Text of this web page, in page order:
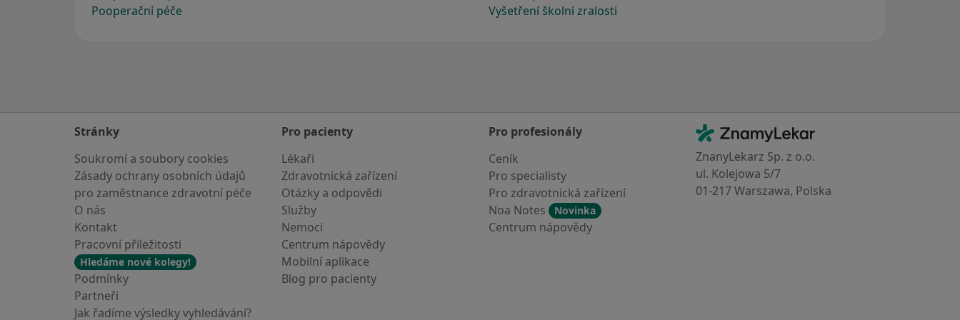
Pooperační péče
Vyšetření školní zralosti
Stránky
Soukromí a soubory cookies
Zásady ochrany osobních údajů
pro zaměstnance zdravotní péče
O nás
Kontakt
Pracovní příležitosti
Hledáme nové kolegy!
Podmínky
Partneři
Jak řadíme výsledky vyhledávání?
Pro pacienty
Lékaři
Zdravotnická zařízení
Otázky a odpovědi
Služby
Nemoci
Centrum nápovědy
Mobilní aplikace
Blog pro pacienty
Pro profesionály
Ceník
Pro specialisty
Pro zdravotnická zařízení
Noa Notes
Novinka
Centrum nápovědy
Kontakt
ZnamyLekar - Hlavní stránka
ZnanyLekarz Sp. z o.o.
ul. Kolejowa 5/7
01-217 Warszawa, Polska